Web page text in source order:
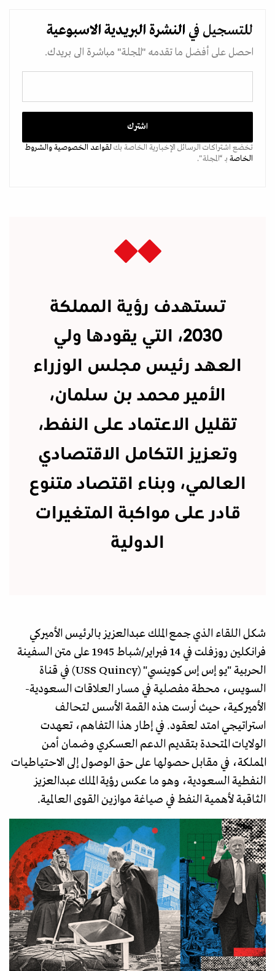
للتسجيل في النشرة البريدية الاسبوعية
احصل على أفضل ما تقدمه "المجلة" مباشرة الى بريدك.
تخضع اشتراكات الرسائل الإخبارية الخاصة بكلقواعد الخصوصيةوالشروط
الخاصة بـ “المجلة".
تستهدف رؤية المملكة
2030، التي يقودها ولي
العهد رئيس مجلس الوزراء
الأمير محمد بن سلمان،
تقليل الاعتماد على النفط،
وتعزيز التكامل الاقتصادي
العالمي، وبناء اقتصاد متنوع
قادر على مواكبة المتغيرات
الدولية
شكل اللقاء الذي جمع الملك عبدالعزيز بالرئيس الأميركي
فرانكلين روزفلت في 14 فبراير/شباط 1945 على متن السفينة
الحربية "يو إس إس كوينسي" (USS Quincy) في قناة
السويس، محطة مفصلية في مسار العلاقات السعودية-
الأميركية، حيث أرست هذه القمة الأسس لتحالف
استراتيجي امتد لعقود. في إطار هذا التفاهم، تعهدت
الولايات المتحدة بتقديم الدعم العسكري وضمان أمن
المملكة، في مقابل حصولها على حق الوصول إلى الاحتياطيات
النفطية السعودية، وهو ما عكس رؤية الملك عبدالعزيز
الثاقبة لأهمية النفط في صياغة موازين القوى العالمية.